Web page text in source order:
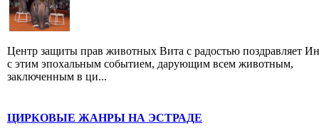
Центр защиты прав животных Вита с радостью поздравляет
с этим эпохальным событием, дарующим всем животным,
заключенным в ци...
ЦИРКОВЫЕ ЖАНРЫ НА ЭСТРАДЕ